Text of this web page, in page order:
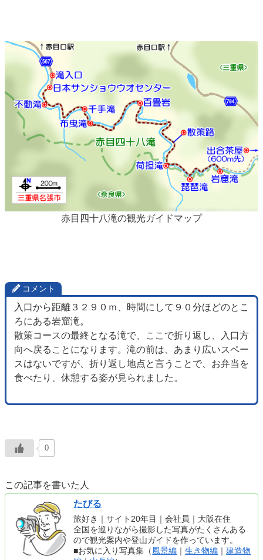
赤目四十八滝の観光ガイドマップ
コメント
入口から距離３２９０ｍ、時間にして９０分ほどのとこ
ろにある岩窟滝。
散策コースの最終となる滝で、ここで折り返し、入口方
向へ戻ることになります。滝の前は、あまり広いスペー
スはないですが、折り返し地点と言うことで、お弁当を
食べたり、休憩する姿が見られました。
0
この記事を書いた人
たびる
旅好き｜サイト20年目｜会社員｜大阪在住
全国を巡りながら撮影した写真がたくさんある
ので観光案内や登山ガイドを作っています。
■お気に入り写真集（ 風景編 ｜生き物編 ｜建造物